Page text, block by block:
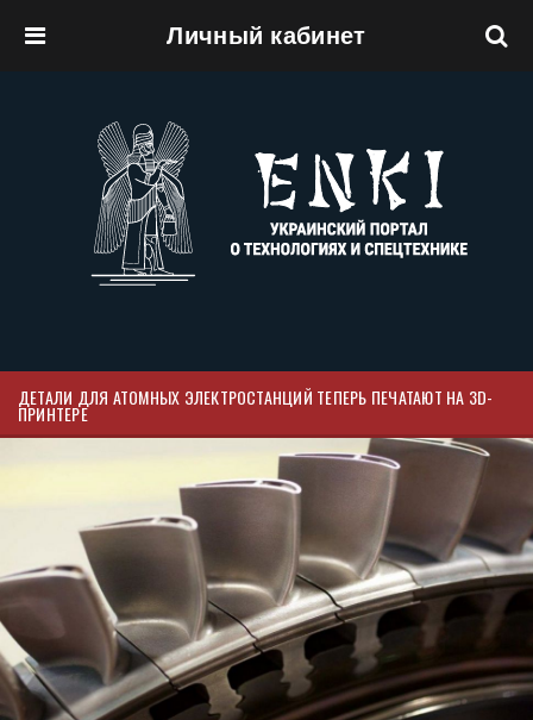
Личный кабинет
ДЕТАЛИ ДЛЯ АТОМНЫХ ЭЛЕКТРОСТАНЦИЙ ТЕПЕРЬ ПЕЧАТАЮТ НА 3D-
ПРИНТЕРЕ